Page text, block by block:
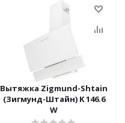
Вытяжка Zigmund-Shtain
(Зигмунд-Штайн) K 146.6
W